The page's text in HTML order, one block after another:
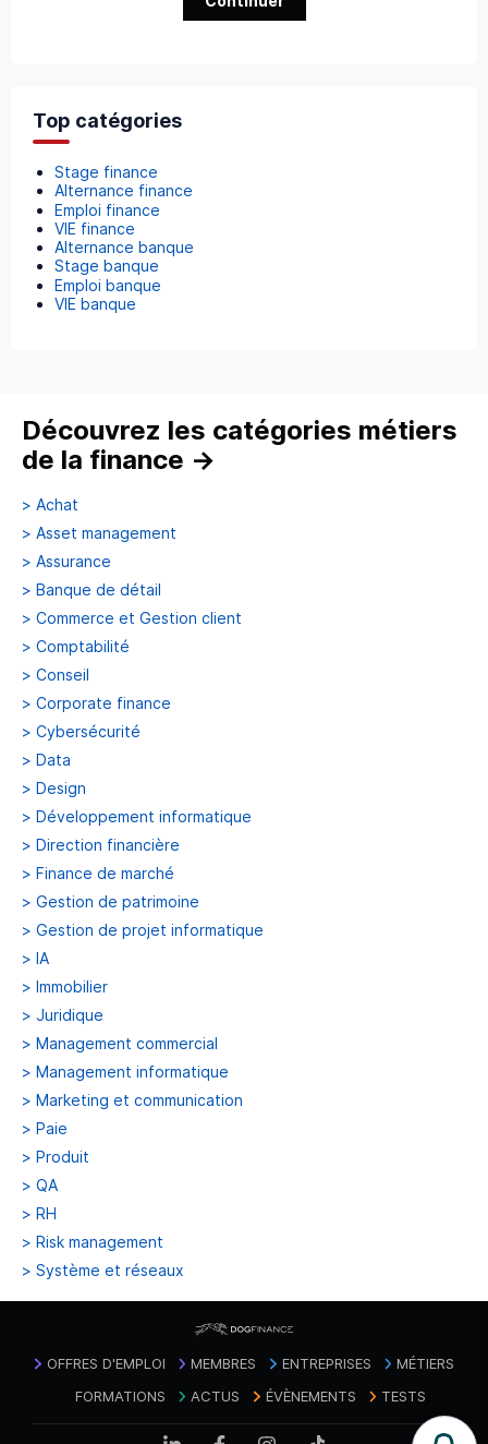
Top catégories
Stage finance
Alternance finance
Emploi finance
VIE finance
Alternance banque
Stage banque
Emploi banque
VIE banque
Découvrez les catégories métiers
de la finance →
> Achat
> Asset management
> Assurance
> Banque de détail
> Commerce et Gestion client
> Comptabilité
> Conseil
> Corporate finance
> Cybersécurité
> Data
> Design
> Développement informatique
> Direction financière
> Finance de marché
> Gestion de patrimoine
> Gestion de projet informatique
> IA
> Immobilier
> Juridique
> Management commercial
> Management informatique
> Marketing et communication
> Paie
> Produit
> QA
> RH
> Risk management
> Système et réseaux
OFFRES D'EMPLOI MEMBRES ENTREPRISES
MÉTIERS
FORMATIONS
ACTUS ÉVÈNEMENTS TESTS